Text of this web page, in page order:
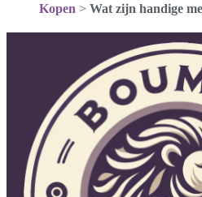
Kopen > Wat zijn handige